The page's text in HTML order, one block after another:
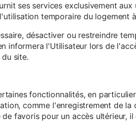
ses services exclusivement
temporaire du logement
désactiver ou restreindre
informera l'Utilisateur lors de
site.
fonctionnalités, en
comme l'enregistrement de
favoris pour un accès ultérieur,